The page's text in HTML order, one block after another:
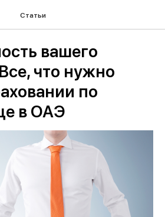
Статьи
вашего
что нужно
по
в ОАЭ